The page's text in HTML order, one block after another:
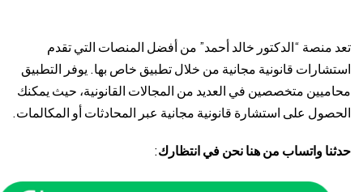
تعد منصة “الدكتور خالد أحمد” من أفضل المنصات التي تقدم
استشارات قانونية مجانية من خلال تطبيق خاص بها. يوفر التطبيق
محاميين متخصصين في العديد من المجالات القانونية، حيث يمكنك
الحصول على استشارة قانونية مجانية عبر المحادثات أو المكالمات.
حدثنا واتساب من هنا نحن في انتظارك: